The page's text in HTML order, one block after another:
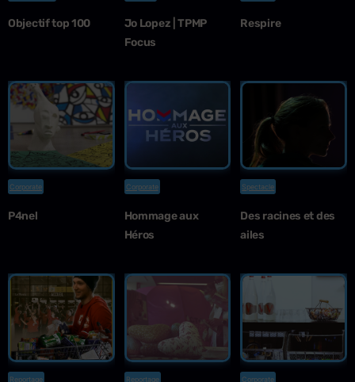
Objectif top 100
Jo Lopez | TPMP
Focus
Respire
Corporate
P4nel
Corporate
Hommage aux
Héros
Spectacle
Des racines et des
ailes
Reportage Reportage Corporate